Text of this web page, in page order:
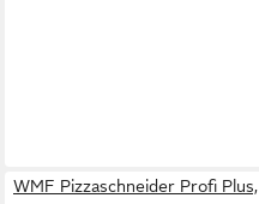
WMF Pizzaschneider Profi Plus,